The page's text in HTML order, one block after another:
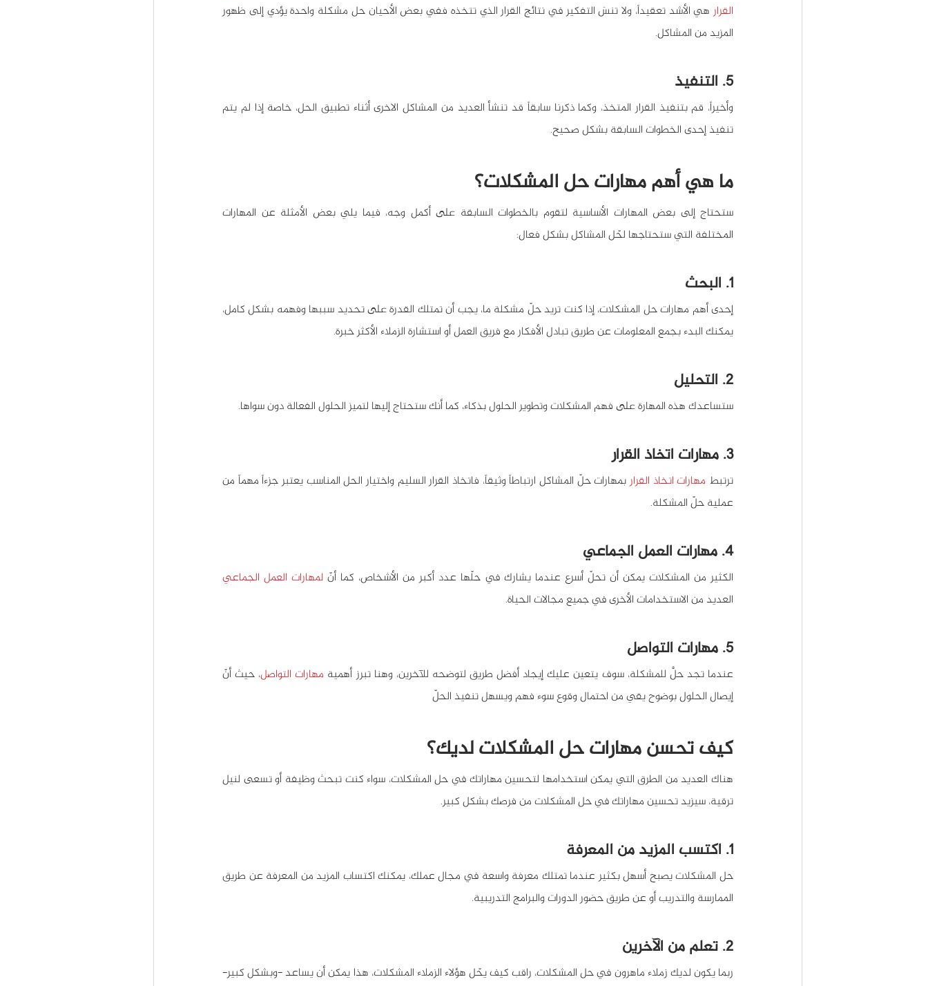
القرار
هي الأشد تعقيداً، ولا تنسَ التفكير في نتائج القرار الذي تتخذه ففي بعض الأحيان حل مشكلة واحدة يؤدي إلى ظهور
المزيد من المشاكل.
5. التنفيذ
تنفيذ إحدى الخطوات السابقة بشكل صحيح.
ما هي أهم مهارات حل المشكلات؟
المختلفة التي ستحتاجها لحّل المشاكل بشكل فعال:
1. البحث
يمكنك البدء بجمع المعلومات عن طريق تبادل الأفكار مع فريق العمل أو استشارة الزملاء الأكثر خبرة.
2. التحليل
ستساعدك هذه المهارة على فهم المشكلات وتطوير الحلول بذكاء، كما أنك ستحتاج إليها لتميز الحلول الفعالة دون سواها.
3. مهارات اتخاذ القرار
ترتبط مهارات اتخاذ القرار
عملية حلّ المشكلة.
4. مهارات العمل الجماعي
الكثير من المشكلات يمكن أن تحلّ أسرع عندما يشارك في حلّها عدد أكبر من الأشخاص، كما أنّ لمهارات العمل الجماعي
العديد من الاستخدامات الأخرى في جميع مجالات الحياة.
5. مهارات التواصل
عندما تجد حلًّ للمشكلة، سوف يتعين عليك إيجاد أفضل طريق لتوضحه للآخرين، وهنا تبرز أهمية مهارات التواصل
إيصال الحلول بوضوح يقي من احتمال وقوع سوء فهم ويسهل تنفيذ الحلّ
كيف تحسن مهارات حل المشكلات لديك؟
ترقية، سيزيد تحسين مهاراتك في حل المشكلات من فرصك بشكل كبير.
1. اكتسب المزيد من المعرفة
الممارسة والتدريب أو عن طريق حضور الدورات والبرامج التدريبية.
2. تعلم من الآخرين